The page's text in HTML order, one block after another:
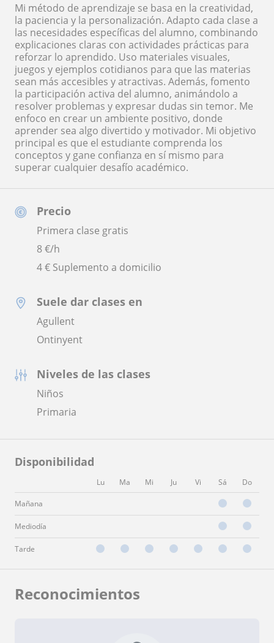
Precio
Primera clase gratis
8€/h
4 € Suplemento a domicilio
Suele dar clases en
Agullent
Ontinyent
Niveles de las clases
Niños
Primaria
Disponibilidad
Lu Ma Mi Ju Vi Sá Do
Mañana
Mediodía
Tarde
Mi método de aprendizaje se basa en la creatividad,
la paciencia y la personalización. Adapto cada clase a
las necesidades específicas del alumno, combinando
explicaciones claras con actividades prácticas para
reforzar lo aprendido. Uso materiales visuales,
juegos y ejemplos cotidianos para que las materias
sean más accesibles y atractivas. Además, fomento
la participación activa del alumno, animándolo a
resolver problemas y expresar dudas sin temor. Me
enfoco en crear un ambiente positivo, donde
aprender sea algo divertido y motivador. Mi objetivo
principal es que el estudiante comprenda los
conceptos y gane confianza en sí mismo para
superar cualquier desafío académico.
Reconocimientos